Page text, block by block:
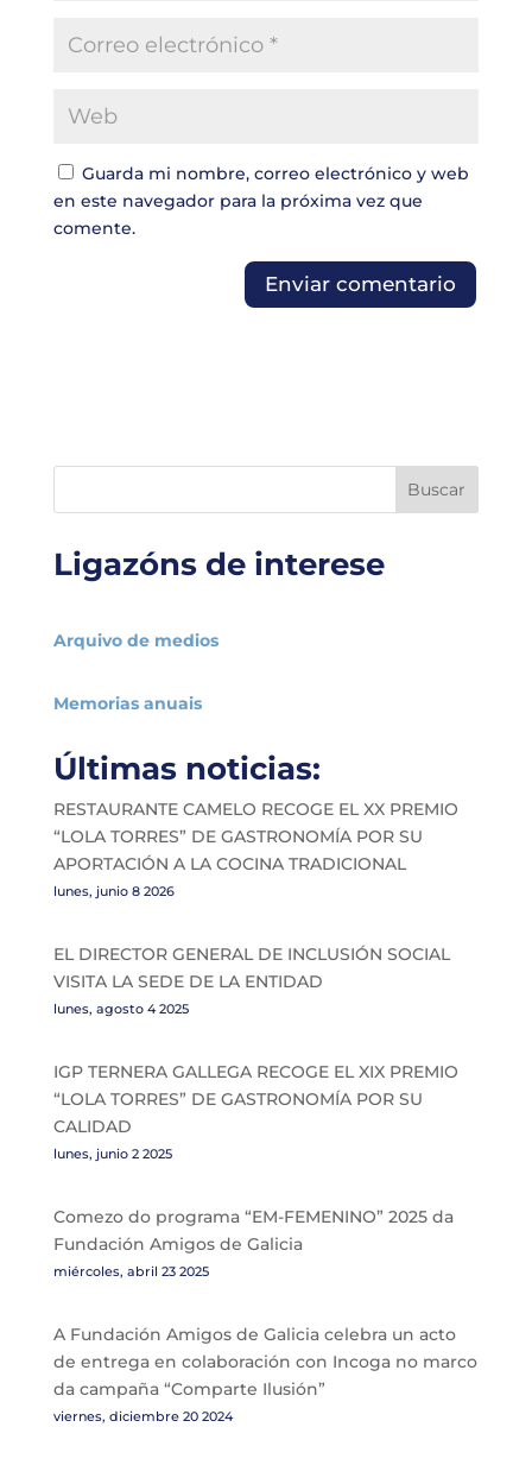
Guarda mi nombre, correo electrónico y web
en este navegador para la próxima vez que
comente.
Buscar
Ligazóns de interese
Arquivo de medios
Memorias anuais
Últimas noticias:
RESTAURANTE CAMELO RECOGE EL XX PREMIO
“LOLA TORRES” DE GASTRONOMÍA POR SU
APORTACIÓN A LA COCINA TRADICIONAL
lunes, junio 8 2026
EL DIRECTOR GENERAL DE INCLUSIÓN SOCIAL
VISITA LA SEDE DE LA ENTIDAD
lunes, agosto 4 2025
IGP TERNERA GALLEGA RECOGE EL XIX PREMIO
“LOLA TORRES” DE GASTRONOMÍA POR SU
CALIDAD
lunes, junio 2 2025
Comezo do programa “EM-FEMENINO” 2025 da
Fundación Amigos de Galicia
miércoles, abril 23 2025
A Fundación Amigos de Galicia celebra un acto
de entrega en colaboración con Incoga no marco
da campaña “Comparte Ilusión”
viernes, diciembre 20 2024